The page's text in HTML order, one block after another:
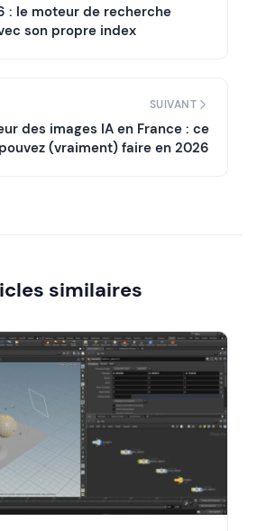
: le moteur de recherche
son propre index
SUIVANT
des images IA en France : ce
(vraiment) faire en 2026
similaires